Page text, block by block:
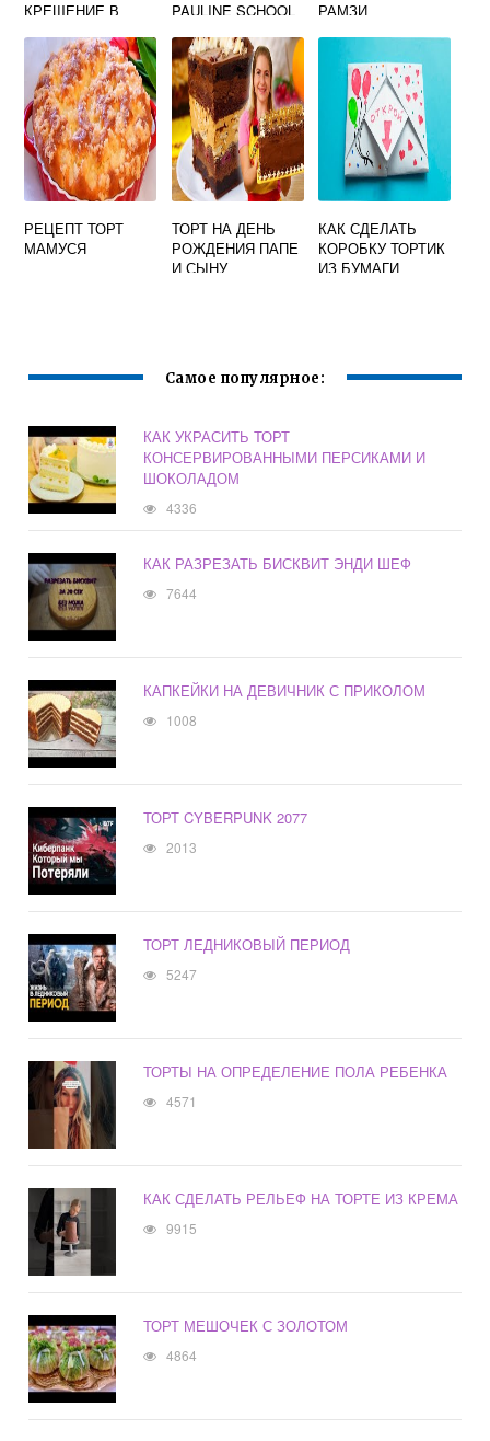
КРЕЩЕНИЕ В
УСЛОВИЯХ
PAULINE SCHOOL
РАМЗИ
РЕЦЕПТ ТОРТ
МАМУСЯ
ТОРТ НА ДЕНЬ
РОЖДЕНИЯ ПАПЕ
И СЫНУ
КАК СДЕЛАТЬ
КОРОБКУ ТОРТИК
ИЗ БУМАГИ
Самое популярное:
КАК УКРАСИТЬ ТОРТ
КОНСЕРВИРОВАННЫМИ ПЕРСИКАМИ И
ШОКОЛАДОМ
4336
КАК РАЗРЕЗАТЬ БИСКВИТ ЭНДИ ШЕФ
7644
КАПКЕЙКИ НА ДЕВИЧНИК С ПРИКОЛОМ
1008
ТОРТ CYBERPUNK 2077
2013
ТОРТ ЛЕДНИКОВЫЙ ПЕРИОД
5247
ТОРТЫ НА ОПРЕДЕЛЕНИЕ ПОЛА РЕБЕНКА
4571
КАК СДЕЛАТЬ РЕЛЬЕФ НА ТОРТЕ ИЗ КРЕМА
9915
ТОРТ МЕШОЧЕК С ЗОЛОТОМ
4864